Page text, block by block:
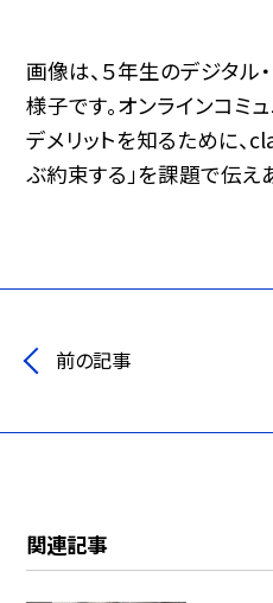
画像は、５年生のデジタル
様子です。オンラインコミ
デメリットを知るために、
ぶ約束する」を課題で伝え
前の記事
関連記事